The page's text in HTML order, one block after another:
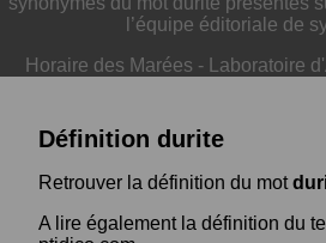
l’équipe éditoriale de
Horaire des Marées - Laboratoire
Définition durite
Retrouver la définition du mot
A lire également la définition du